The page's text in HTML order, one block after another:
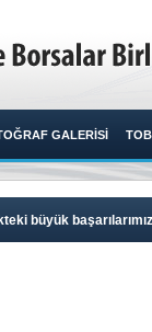
GALERİSİ
büyük